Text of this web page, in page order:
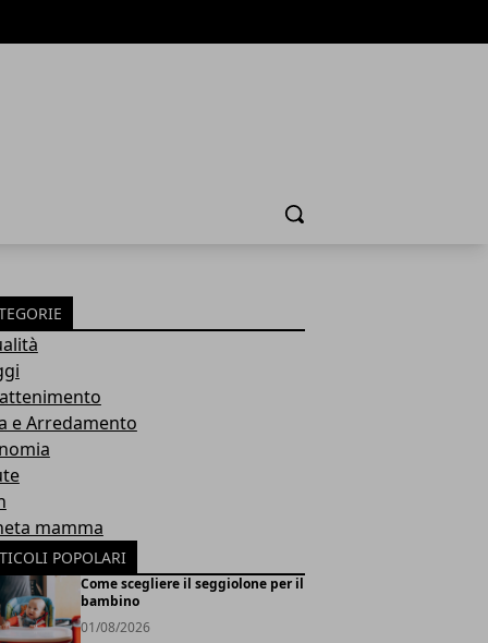
Cerca
e Arredamento
mamma
POPOLARI
Come scegliere il seggiolone per il
bambino
01/08/2026